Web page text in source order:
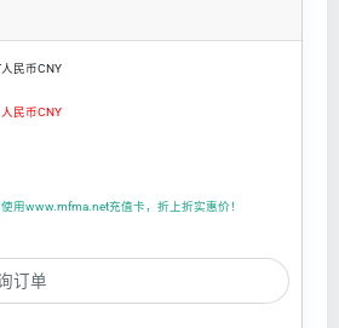
人民币CNY
人民币CNY
使用www.mfma.net充值卡，折上折实惠价！